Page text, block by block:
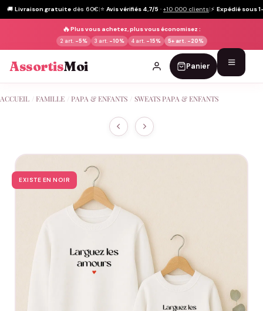
🚚 Livraison gratuite dès 60€|⭐ Avis vérifiés 4,7/5 · +10 000 clients|⚡ Expédié sous
🔥Plus vous achetez, plus vous économisez :
2 art. -5% 3 art. -10% 4 art. -15% 5+ art. -20%
AssortisMoi Panier
au
ACCUEIL FAMILLE PAPA & ENFANTS SWEATS PAPA & ENFANTS
EXISTE EN NOIR